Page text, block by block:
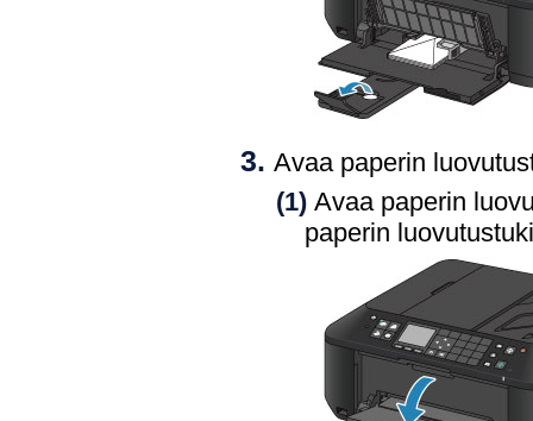
Avaa paperin
(1) Avaa paperin
paperin luovutustuki